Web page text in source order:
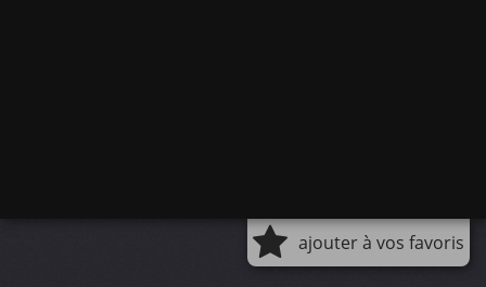
ajouter à vos favoris